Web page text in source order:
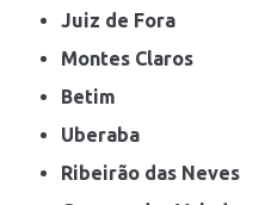
Juiz de Fora
Montes Claros
Betim
Uberaba
Ribeirão das Neves